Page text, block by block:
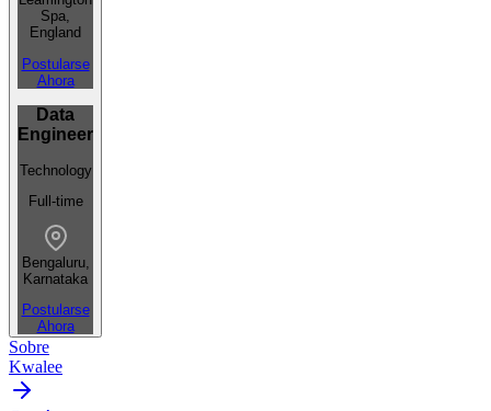
Spa,
England
Postularse
Ahora
Data
Engineer
Technology
Full-time
Bengaluru,
Karnataka
Postularse
Ahora
Sobre
Kwalee